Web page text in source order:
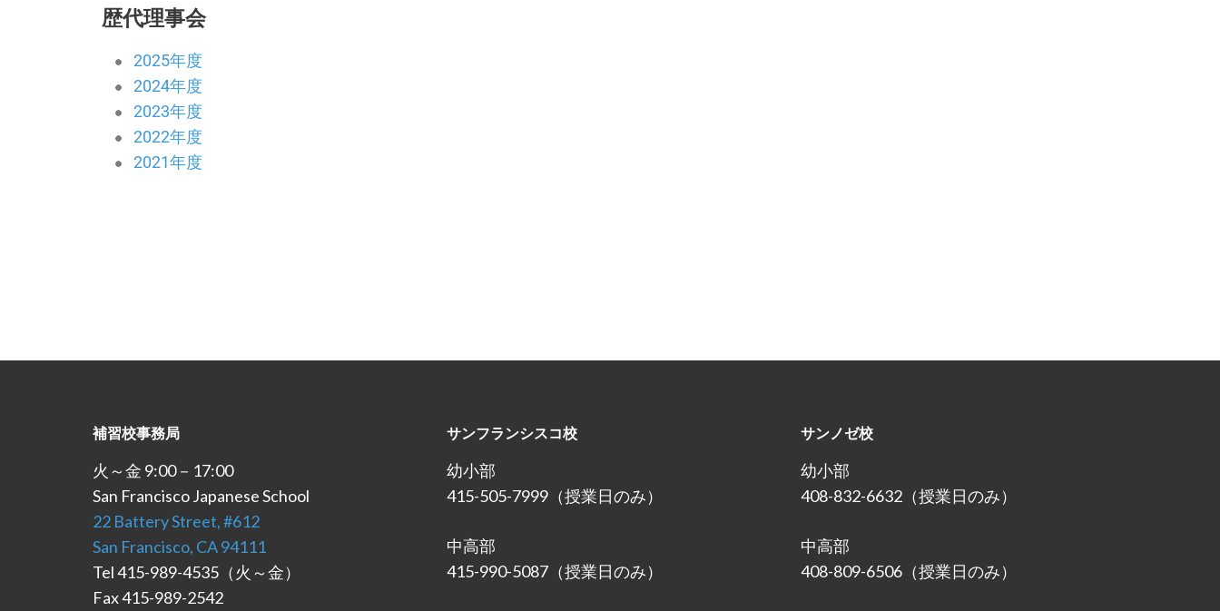
歴代理事会
2025年度
2024年度
2023年度
2022年度
2021年度
補習校事務局
火～金 9:00－17:00
San Francisco Japanese School
22 Battery Street, #612
San Francisco, CA 94111
Tel 415-989-4535（火～金）
Fax 415-989-2542
サンフランシスコ校
幼小部
415-505-7999（授業日のみ）
中高部
415-990-5087（授業日のみ）
サンノゼ校
幼小部
408-832-6632（授業日のみ）
中高部
408-809-6506（授業日のみ）